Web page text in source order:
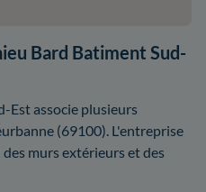
Bard Batiment Sud-
Est associe plusieurs
(69100). L'entreprise
murs extérieurs et des